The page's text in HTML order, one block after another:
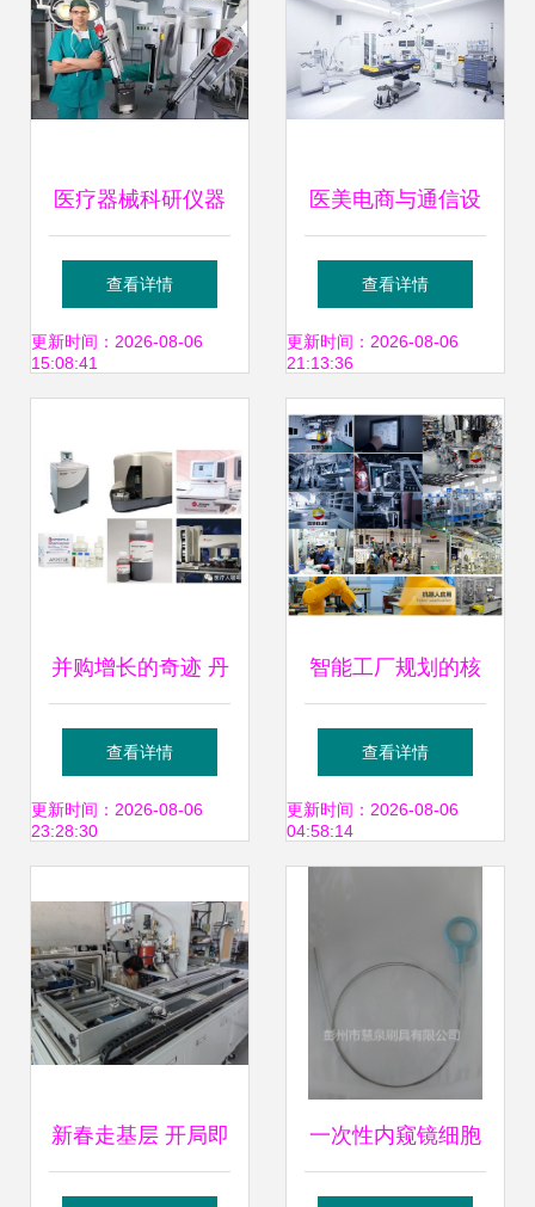
医疗器械科研仪器
美日垄断下的市场
困局与通信设备领
查看详情
更新时间：2026-08-06
15:08:41
医美电商与通信设
备的融合 行业现状
与未来智能趋势
查看详情
更新时间：2026-08-06
21:13:36
并购增长的奇迹 丹
纳赫如何重塑全球
医疗器械版图
查看详情
更新时间：2026-08-06
23:28:30
智能工厂规划的核
心要素与关注维度
——以医疗器械行
查看详情
更新时间：2026-08-06
04:58:14
新春走基层 开局即 一次性内窥镜细胞